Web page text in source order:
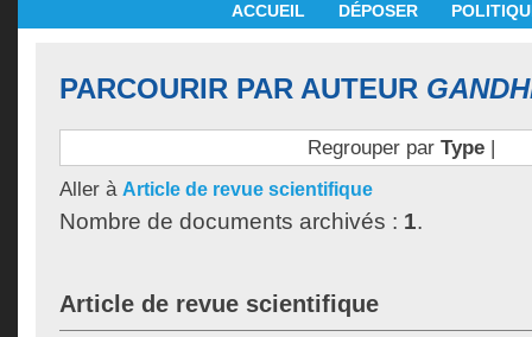
ACCUEIL DÉPOSER
PARCOURIR PAR AUTEUR
Regrouper par Type|
Aller à Article de revue scientifique
Nombre de documents archivés : 1.
Article de revue scientifique